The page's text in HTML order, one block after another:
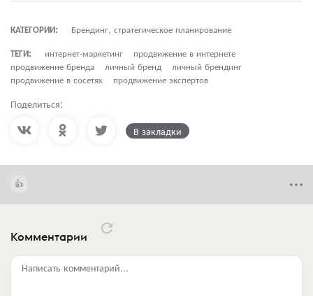
КАТЕГОРИИ:
Брендинг, стратегическое планирование
ТЕГИ:
интернет-маркетинг
продвижение в интернете
продвижение бренда
личный бренд
личный брендинг
продвижение в сосетях
продвижение экспертов
Поделиться:
В закладки
Комментарии
Написать комментарий...